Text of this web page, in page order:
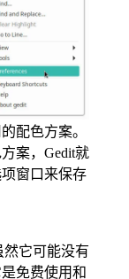
配色方案。
案，Gedit就
窗口来保存
然它可能没有
免费使用和